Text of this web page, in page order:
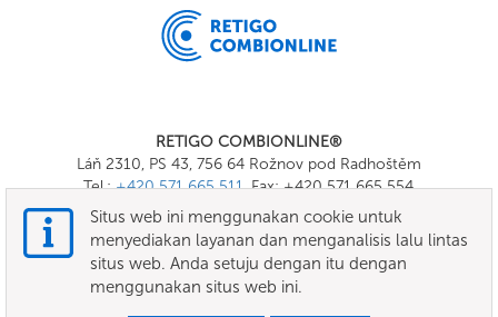
RETIGO COMBIONLINE®
Láň 2310, PS 43, 756 64 Rožnov pod Radhoštěm
Tel.:+420 571 665 511, Fax: +420 571 665 554
E-mail:
info@combionline.com
OnlineMenu
Situs web ini menggunakan cookie untuk
menyediakan layanan dan menganalisis lalu lintas
situs web. Anda setuju dengan itu dengan
menggunakan situs web ini.